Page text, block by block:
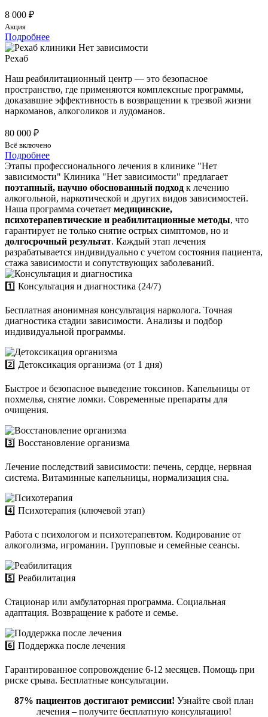
8 000 ₽
Акция
Подробнее
Рехаб
Наш реабилитационный центр — это безопасное
пространство, где применяются комплексные программы,
доказавшие эффективность в возвращении к трезвой жизни
наркоманов, алкоголиков и лудоманов.
80 000 ₽
Всё включено
Подробнее
Этапы профессионального лечения в клинике "Нет
зависимости" Клиника "Нет зависимости" предлагает
поэтапный, научно обоснованный подход к лечению
алкогольной, наркотической и других видов зависимостей.
Наша программа сочетает медицинские,
психотерапевтические и реабилитационные методы, что
гарантирует не только снятие острых симптомов, но и
долгосрочный результат. Каждый этап лечения
разрабатывается индивидуально с учетом состояния пациента,
стажа зависимости и сопутствующих заболеваний.
1️⃣ Консультация и диагностика (24/7)
Бесплатная анонимная консультация нарколога. Точная
диагностика стадии зависимости. Анализы и подбор
индивидуальной программы.
2️⃣ Детоксикация организма (от 1 дня)
Быстрое и безопасное выведение токсинов. Капельницы от
похмелья, снятие ломки. Современные препараты для
очищения.
3️⃣ Восстановление организма
Лечение последствий зависимости: печень, сердце, нервная
система. Витаминные капельницы, нормализация сна.
4️⃣ Психотерапия (ключевой этап)
Работа с психологом и психотерапевтом. Кодирование от
алкоголизма, игромании. Групповые и семейные сеансы.
5️⃣ Реабилитация
Стационар или амбулаторная программа. Социальная
адаптация. Возвращение к работе и семье.
6️⃣ Поддержка после лечения
Гарантированное сопровождение 6-12 месяцев. Помощь при
риске срыва. Бесплатные консультации.
87% пациентов достигают ремиссии! Узнайте свой план
лечения – получите бесплатную консультацию!